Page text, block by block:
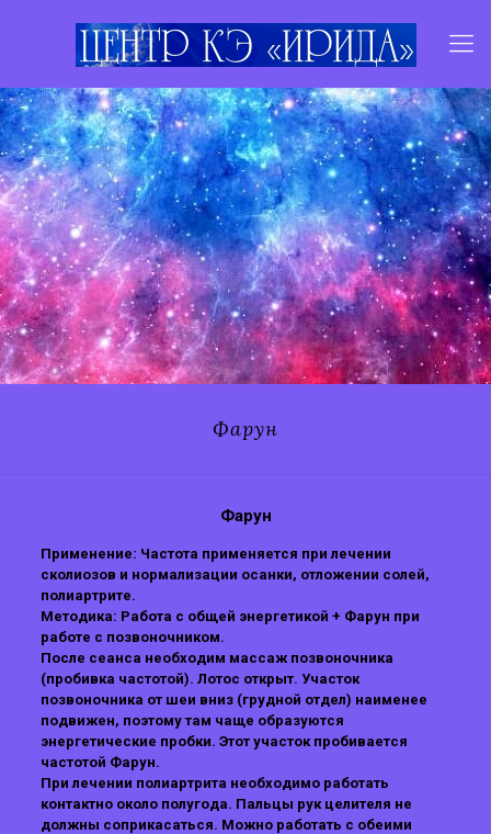
Фарун
Фарун
Применение: Частота применяется при лечении
сколиозов и нормализации осанки, отложении солей,
полиартрите.
Методика: Работа с общей энергетикой + Фарун при
работе с позвоночником.
После сеанса необходим массаж позвоночника
(пробивка частотой). Лотос открыт. Участок
позвоночника от шеи вниз (грудной отдел) наименее
подвижен, поэтому там чаще образуются
энергетические пробки. Этот участок пробивается
частотой Фарун.
При лечении полиартрита необходимо работать
контактно около полугода. Пальцы рук целителя не
должны соприкасаться. Можно работать с обеими